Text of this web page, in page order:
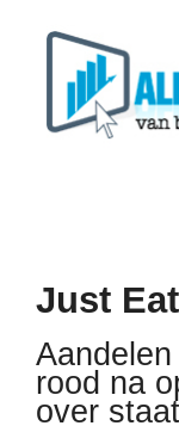
Just
rood na
over